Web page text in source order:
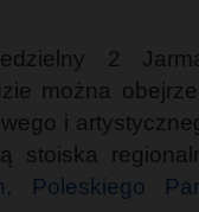
2
można
i
stoiska
Poleskiego